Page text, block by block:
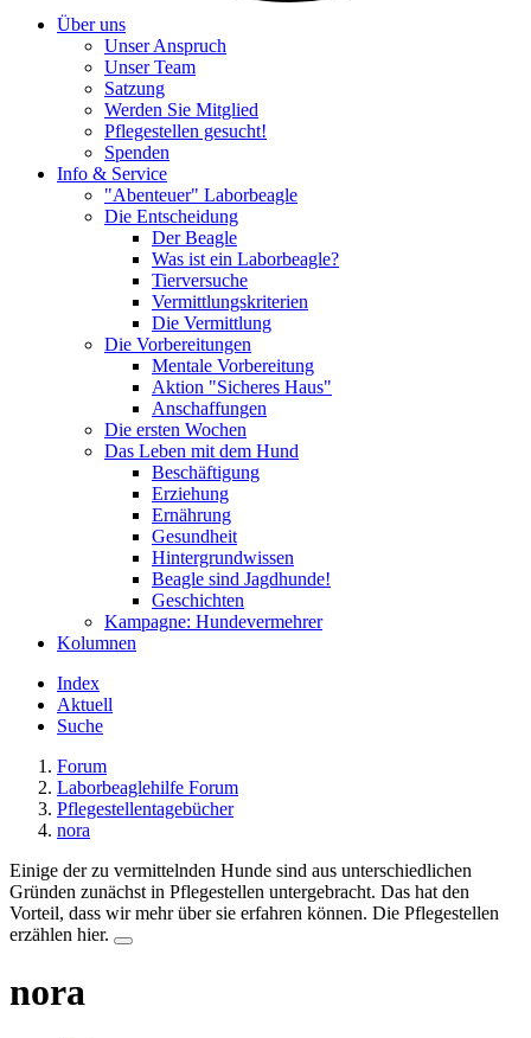
Über uns
Unser Anspruch
Unser Team
Satzung
Werden Sie Mitglied
Pflegestellen gesucht!
Spenden
Info & Service
"Abenteuer" Laborbeagle
Die Entscheidung
Der Beagle
Was ist ein Laborbeagle?
Tierversuche
Vermittlungskriterien
Die Vermittlung
Die Vorbereitungen
Mentale Vorbereitung
Aktion "Sicheres Haus"
Anschaffungen
Die ersten Wochen
Das Leben mit dem Hund
Beschäftigung
Erziehung
Ernährung
Gesundheit
Hintergrundwissen
Beagle sind Jagdhunde!
Geschichten
Kampagne: Hundevermehrer
Kolumnen
Index
Aktuell
Suche
Forum
Laborbeaglehilfe Forum
Pflegestellentagebücher
nora
Einige der zu vermittelnden Hunde sind aus unterschiedlichen
Gründen zunächst in Pflegestellen untergebracht. Das hat den
Vorteil, dass wir mehr über sie erfahren können. Die Pflegestellen
erzählen hier.
nora